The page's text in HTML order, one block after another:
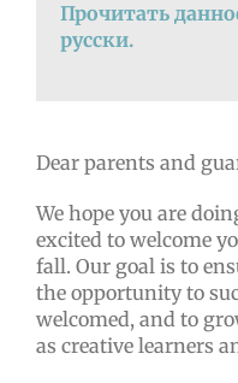
Прочитать
русски.
Dear parents and
We hope you are
excited to welcome
fall. Our goal is to
the opportunity to
welcomed, and to
as creative learners